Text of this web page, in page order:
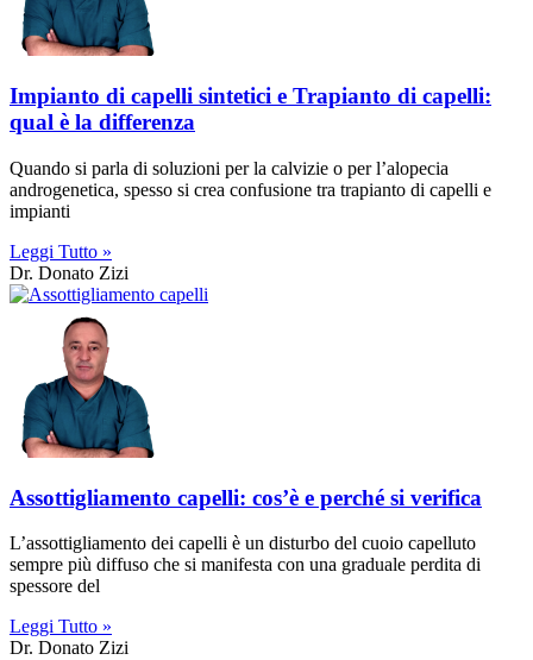
Impianto di capelli sintetici e Trapianto di capelli:
qual è la differenza
Quando si parla di soluzioni per la calvizie o per l’alopecia
androgenetica, spesso si crea confusione tra trapianto di capelli e
impianti
Leggi Tutto »
Dr. Donato Zizi
Assottigliamento capelli: cos’è e perché si verifica
L’assottigliamento dei capelli è un disturbo del cuoio capelluto
sempre più diffuso che si manifesta con una graduale perdita di
spessore del
Leggi Tutto »
Dr. Donato Zizi